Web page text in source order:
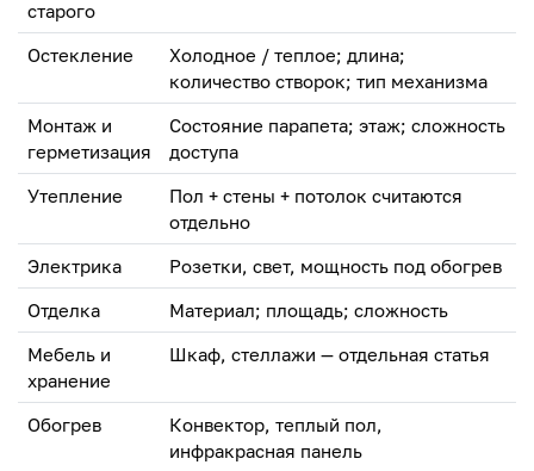
старого
Остекление
Холодное / теплое; длина;
количество створок; тип механизма
Монтаж и
герметизация
Состояние парапета; этаж; сложность
доступа
Утепление
Пол + стены + потолок считаются
отдельно
Электрика Розетки, свет, мощность под обогрев
Отделка Материал; площадь; сложность
Мебель и
хранение
Шкаф, стеллажи — отдельная статья
Обогрев
Конвектор, теплый пол,
инфракрасная панель